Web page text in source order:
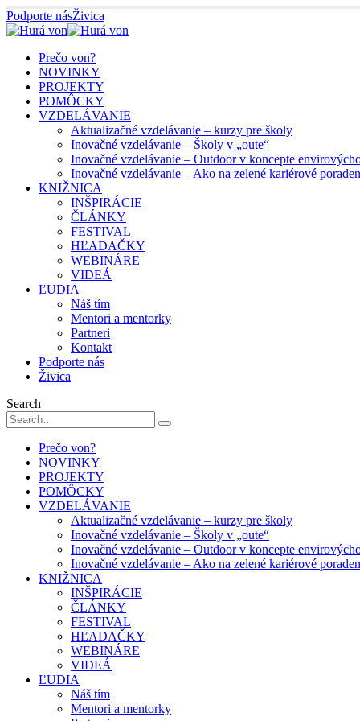
Podporte násŽivica
Prečo von?
NOVINKY
PROJEKTY
POMÔCKY
VZDELÁVANIE
Aktualizačné vzdelávanie – kurzy pre školy
Inovačné vzdelávanie – Školy v „oute“
Inovačné vzdelávanie – Outdoor v koncepte
Inovačné vzdelávanie – Ako na zelené kariérové
KNIŽNICA
INŠPIRÁCIE
ČLÁNKY
FESTIVAL
HĽADAČKY
WEBINÁRE
VIDEÁ
ĽUDIA
Náš tím
Mentori a mentorky
Partneri
Kontakt
Podporte nás
Živica
Search
Prečo von?
NOVINKY
PROJEKTY
POMÔCKY
VZDELÁVANIE
Aktualizačné vzdelávanie – kurzy pre školy
Inovačné vzdelávanie – Školy v „oute“
Inovačné vzdelávanie – Outdoor v koncepte
Inovačné vzdelávanie – Ako na zelené kariérové
KNIŽNICA
INŠPIRÁCIE
ČLÁNKY
FESTIVAL
HĽADAČKY
WEBINÁRE
VIDEÁ
ĽUDIA
Náš tím
Mentori a mentorky